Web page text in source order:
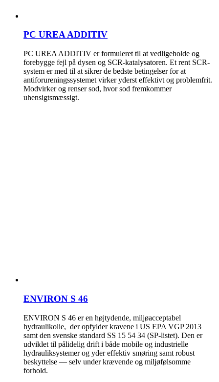
PC UREA ADDITIV
PC UREA ADDITIV er formuleret til at vedligeholde og
forebygge fejl på dysen og SCR-katalysatoren. Et rent SCR-
system er med til at sikrer de bedste betingelser for at
antiforureningssystemet virker yderst effektivt og problemfrit.
Modvirker og renser sod, hvor sod fremkommer
uhensigtsmæssigt.
ENVIRON S 46
ENVIRON S 46 er en højtydende, miljøacceptabel
hydraulikolie, der opfylder kravene i US EPA VGP 2013
samt den svenske standard SS 15 54 34 (SP-listet). Den er
udviklet til pålidelig drift i både mobile og industrielle
hydrauliksystemer og yder effektiv smøring samt robust
beskyttelse — selv under krævende og miljøfølsomme
forhold.